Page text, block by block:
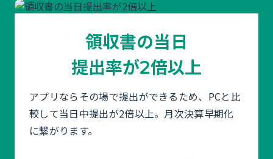
領収書の当日
提出率が2倍以上
アプリならその場で提出ができるため、PCと比
較して当日中提出が2倍以上。月次決算早期化
に繋がります。